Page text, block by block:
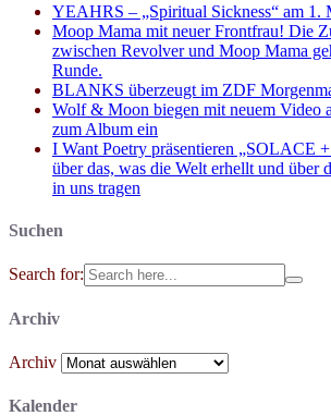
YEAHRS – „Spiritual Sickness“ am 1.
Moop Mama mit neuer Frontfrau! Die
zwischen Revolver und Moop Mama
Runde.
BLANKS überzeugt im ZDF
Wolf & Moon biegen mit neuem Video
zum Album ein
I Want Poetry präsentieren „SOLACE
über das, was die Welt erhellt und über
in uns tragen
Suchen
Search for:
Archiv
Archiv
Kalender